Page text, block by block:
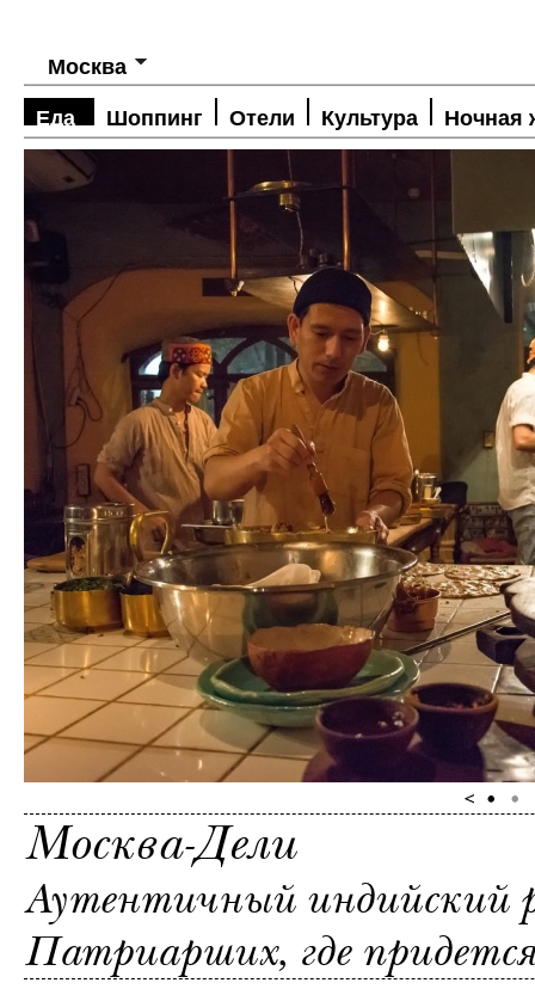
Москва
Еда Шоппинг Отели Культура Ночная
Москва-Дели
Аутентичный индийский
Патриарших, где